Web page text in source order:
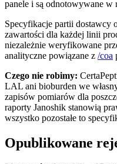
panele i są odnotowywane w
Specyfikacje partii dostawcy
zawartości dla każdej linii
niezależnie weryfikowane
analityczne powiązane z /coa
Czego nie robimy:
LAL ani bioburden we
zapisów pomiarów dla
raporty Janoshik stanowią
wszystko pozostałe to
Opublikowane